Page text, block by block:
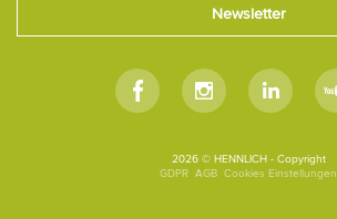
2026 © HENNLICH - Copyright
GDPR AGB Cookies Einstellungen
FacebookInstagramLinkedIn
Newsletter